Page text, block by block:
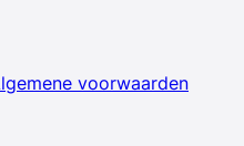
voorwaarden